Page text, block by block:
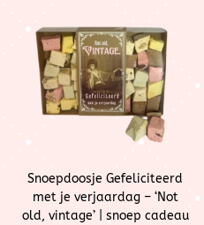
Snoepdoosje Gefeliciteerd
met je verjaardag – ‘Not
old, vintage’ | snoep cadeau